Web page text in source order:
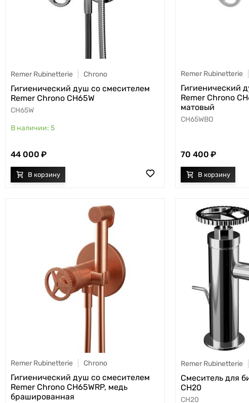
Remer Rubinetterie Chrono
Гигиенический душ со смесителем
Remer Chrono CH65W
CH65W
5
44 000
Remer Rubinetterie
Гигиенический
Remer Chrono
матовый
CH65WBO
70 400
Remer Rubinetterie Chrono
Гигиенический душ со смесителем
Remer Chrono CH65WRP, медь
брашированная
Remer Rubinetterie
Смеситель для
CH20
CH20